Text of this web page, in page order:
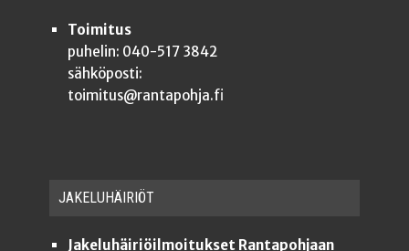
Toimitus
puhelin: 040-517 3842
sähköposti:
toimitus@rantapohja.fi
JAKE­LU­HÄI­RIÖT
Jakeluhäiriöilmoitukset Rantapohjaan